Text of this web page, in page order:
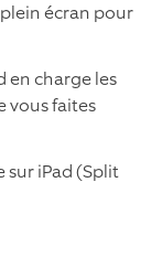
écran pour
en charge les
vous faites
sur iPad (Split